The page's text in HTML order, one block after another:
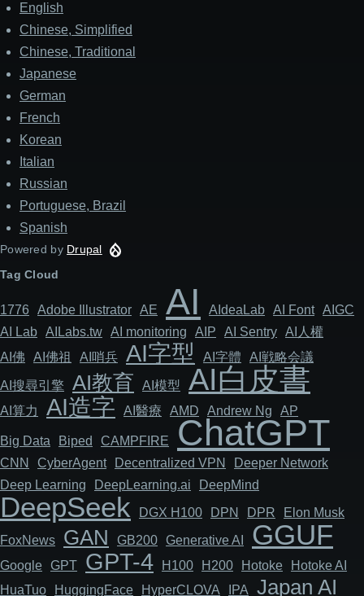
English
Chinese, Simplified
Chinese, Traditional
Japanese
German
French
Korean
Italian
Russian
Portuguese, Brazil
Spanish
Powered by Drupal
Tag Cloud
1776 Adob​​e Illustrator AE AI AIdeaLab AI Font AIGC
AI Lab AILabs.tw AI monitoring AIP AI Sentry AI人權
AI佛
AI佛祖 AI哨兵 AI字型 AI字體 AI戦略会議
AI搜尋引擎 AI教育 AI模型 AI白皮書
AI算力 AI造字 AI醫療 AMD Andrew Ng AP
Big Data Biped CAMPFIRE ChatGPT
CNN Cyber​​Agent Decentralized VPN
Deeper Network
Deep Learning
DeepLearning.ai DeepMind
DeepSeek DGX H100 DPN DPR
Elon Musk
FoxNews
GAN GB200 Generative AI GGUF
Google GPT GPT-4 H100 H200 Hotoke
Hotoke AI
HuaTuo
HuggingFace HyperCLOVA IPA Japan AI